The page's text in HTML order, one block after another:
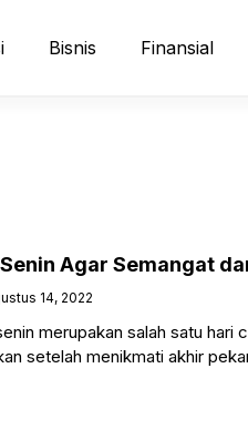
Bisnis Finansial
Agar Semangat
14, 2022
merupakan salah satu hari
setelah menikmati akhir